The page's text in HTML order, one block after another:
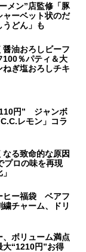
メン”店監修「豚
ーベット状のだ
うどん」も
醤油おろしビーフ
％パティ＆大
ぎ塩おろしチキ
円” ジャンボ
レモン」コラ
なる致命的な原因
ロの味を再現
ヒー福袋 ベアフ
チャーム、ドリ
、ボリューム満点
“1210円”お得